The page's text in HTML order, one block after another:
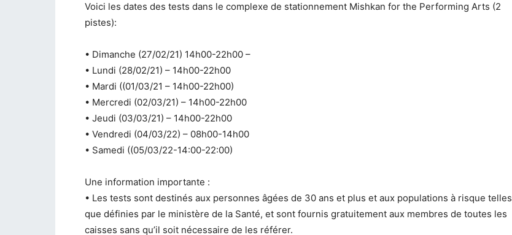
Voici les dates des tests dans le complexe de stationnement Mishkan for the Performing Arts (2
pistes):
• Dimanche (27/02/21) 14h00-22h00 –
• Lundi (28/02/21) – 14h00-22h00
• Mardi ((01/03/21 – 14h00-22h00)
• Mercredi (02/03/21) – 14h00-22h00
• Jeudi (03/03/21) – 14h00-22h00
• Vendredi (04/03/22) – 08h00-14h00
• Samedi ((05/03/22-14:00-22:00)
Une information importante :
• Les tests sont destinés aux personnes âgées de 30 ans et plus et aux populations à risque telles
que définies par le ministère de la Santé, et sont fournis gratuitement aux membres de toutes les
caisses sans qu’il soit nécessaire de les référer.